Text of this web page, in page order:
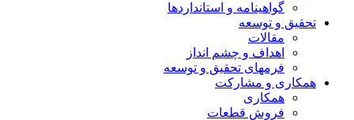
گواهينامه و استانداردها
تحقيق و توسعه
مقالات
اهداف و چشم انداز
فرمهای تحقیق و توسعه
همکاری و مشارکت
همکاری
فروش قطعات